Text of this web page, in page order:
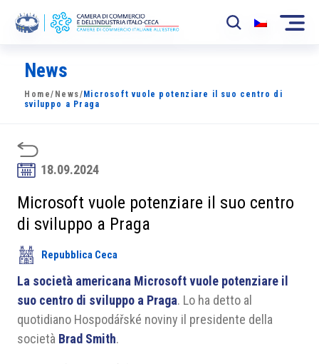
La Camera
News
Sviluppo Mercato
Soci
Partner
Progetti
Area riservata
News
Home/ News/ Microsoft vuole potenziare il suo centro di
sviluppo a Praga
18.09.2024
Microsoft vuole potenziare il suo centro
di sviluppo a Praga
Repubblica Ceca
La società americana Microsoft vuole potenziare il
suo centro di sviluppo a Praga. Lo ha detto al
quotidiano Hospodářské noviny il presidente della
società Brad Smith.